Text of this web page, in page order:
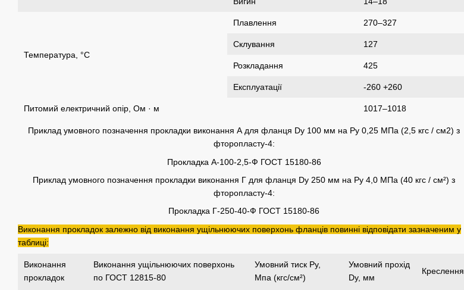
Температура, °С
Плавлення 270–327
Склування 127
Розкладання 425
Експлуатації -260 +260
Питомий електричний опір, Ом · м 1017–1018
Приклад умовного позначення прокладки виконання А для фланця Dу 100 мм на Ру 0,25 МПа (2,5 кгс / см2) з
фторопласту-4:
Прокладка А-100-2,5-Ф ГОСТ 15180-86
Приклад умовного позначення прокладки виконання Г для фланця Dу 250 мм на Ру 4,0 МПа (40 кгс / см²) з
фторопласту-4:
Прокладка Г-250-40-Ф ГОСТ 15180-86
Виконання прокладок залежно від виконання ущільнюючих поверхонь фланців повинні відповідати зазначеним у
таблиці:
Виконання
прокладок
Виконання ущільнюючих поверхонь
по ГОСТ 12815-80
Умовний тиск Ру,
Мпа (кгс/см²)
Умовний прохід
Dу, мм
Креслення